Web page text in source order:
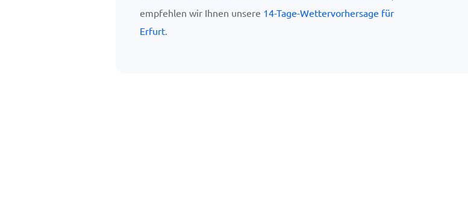
empfehlen wir Ihnen unsere 14-Tage-Wettervorhersage für
Erfurt.